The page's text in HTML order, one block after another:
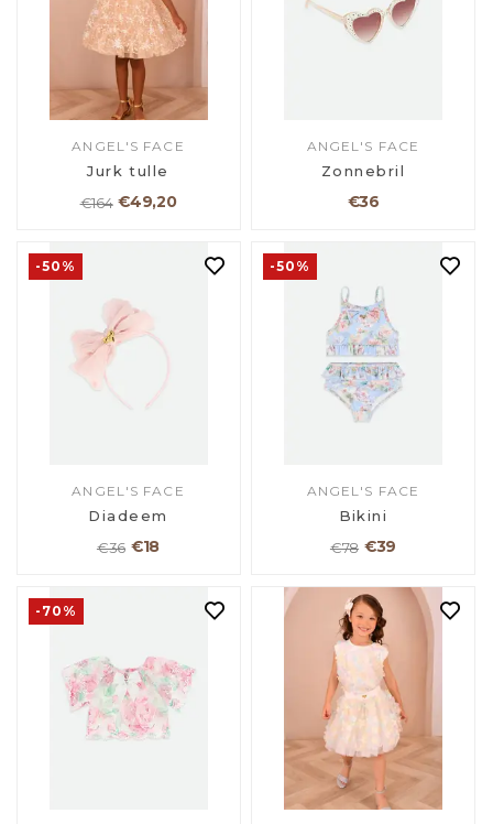
ANGEL'S FACE
Jurk tulle
€164 €49,20
ANGEL'S FACE
Zonnebril
€36
-50%
ANGEL'S FACE
Diadeem
€36 €18
-50%
ANGEL'S FACE
Bikini
€78 €39
-70%